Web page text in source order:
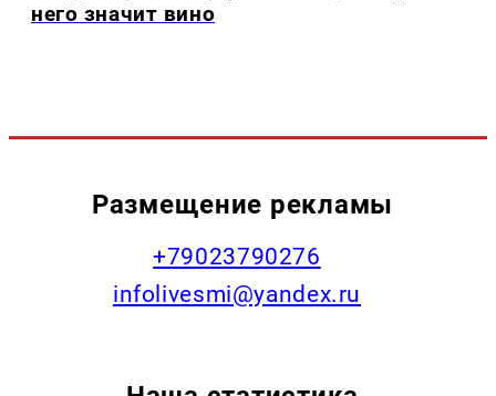
него значит вино
Размещение рекламы
+79023790276
infolivesmi@yandex.ru